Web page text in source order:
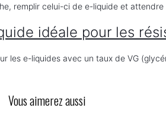
remplir celui-ci de e-liquide et
idéale pour les
les e-liquides avec un taux de VG
Vous aimerez aussi